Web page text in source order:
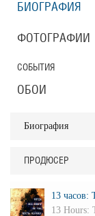
БИОГРАФИЯ
ФОТОГРАФИИ
СОБЫТИЯ
ОБОИ
Биография
ПРОДЮСЕР
13 часов:
13 Hours: